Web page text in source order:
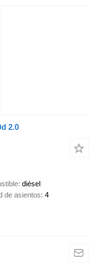
2.0
diésel
de asientos 4